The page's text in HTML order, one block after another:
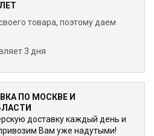
товара, поэтому даем
3 дня
ПО МОСКВЕ И
доставку каждый день и
Вам уже надутыми!